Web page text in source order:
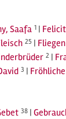
Saafa 1 |
25 | Fliegen
2 |
3 |
38 |